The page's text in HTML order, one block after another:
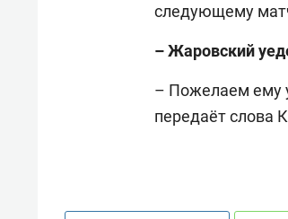
следующему
– Жаровский
– Пожелаем ему
передаёт слова